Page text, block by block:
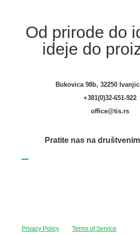
Od prirode do
ideje do
Bukovica 98b, 32250
+381(0)32-651-922
office@tis.rs
Pratite nas na
Privacy Policy
Terms of Service